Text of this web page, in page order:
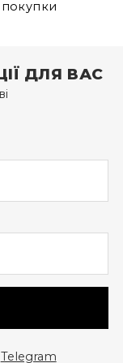
покупки
ДЛЯ ВАС
Telegram